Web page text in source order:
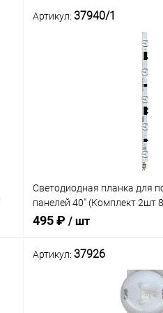
Артикул: 37940/1
Светодиодная планка для
панелей 40" (Комплект 2шт
2013SVS40F REV1.9 /
495 ₽ / шт
В
Артикул: 37926